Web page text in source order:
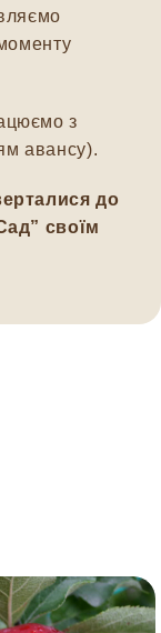
з
авансу).
до
своїм